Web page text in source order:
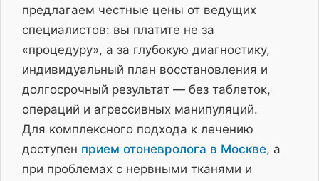
предлагаем честные цены от ведущих
специалистов: вы платите не за
«процедуру», а за глубокую диагностику,
индивидуальный план восстановления и
долгосрочный результат — без таблеток,
операций и агрессивных манипуляций.
Для комплексного подхода к лечению
доступен прием отоневролога в Москве, а
при проблемах с нервными тканями и